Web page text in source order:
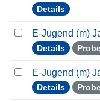
Details
E-Jugend (m)
Details
E-Jugend (m)
Details